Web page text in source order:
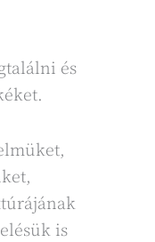
és
is